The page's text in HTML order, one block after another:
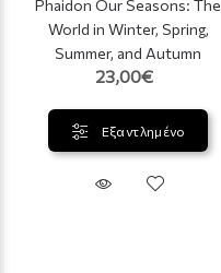
Phaidon Our Seasons: The
World in Winter, Spring,
Summer, and Autumn
23,00€
Εξαντλημένο